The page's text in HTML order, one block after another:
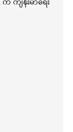
ကျန်းမာရေး